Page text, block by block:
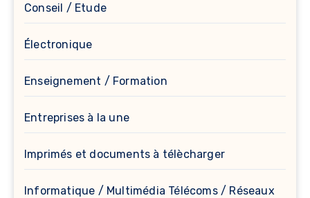
Conseil / Etude
Électronique
Enseignement / Formation
Entreprises à la une
Imprimés et documents à télècharger
Informatique / Multimédia Télécoms / Réseaux